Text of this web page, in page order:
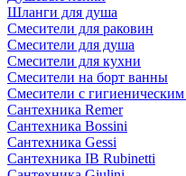
Шланги для душа
Смесители для раковин
Смесители для душа
Смесители для кухни
Смесители на борт ванны
Смесители с
Сантехника Remer
Сантехника Bossini
Сантехника Gessi
Сантехника IB Rubinetti